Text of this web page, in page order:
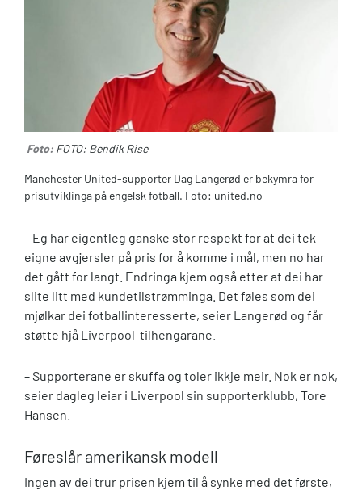
Foto: FOTO: Bendik Rise
Manchester United-supporter Dag Langerød er bekymra for
prisutviklinga på engelsk fotball. Foto: united.no
– Eg har eigentleg ganske stor respekt for at dei tek
eigne avgjersler på pris for å komme i mål, men no har
det gått for langt. Endringa kjem også etter at dei har
slite litt med kundetilstrømminga. Det føles som dei
mjølkar dei fotballinteresserte, seier Langerød og får
støtte hjå Liverpool-tilhengarane.
– Supporterane er skuffa og toler ikkje meir. Nok er nok,
seier dagleg leiar i Liverpool sin supporterklubb, Tore
Hansen.
Føreslår amerikansk modell
Ingen av dei trur prisen kjem til å synke med det første,